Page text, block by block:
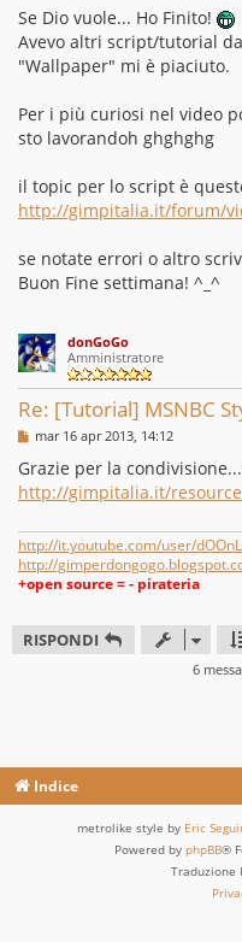
s
s
a
g
g
o
Se Dio vuole... Ho Finito!
Avevo altri script/tutorial
"Wallpaper" mi è piaciuto.
Per i più curiosi nel video
sto lavorandoh ghghghg
il topic per lo script è
http://gimpitalia.it/forum/
se notate errori o altro
Buon Fine settimana! ^_^
donGoGo
Amministratore
Re: [Tutorial] MSNBC
M
s
s
a
g
i
o
mar 16 apr 2013, 14:12
Grazie per la
http://gimpitalia.it/
http://it.youtube.com/user/
http://
+open source = - pirateria
RISPONDI
6
Indice
metrolike style by Eric
Powered by phpBB®
Traduzione